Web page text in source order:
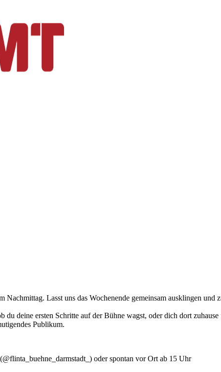
Lasst uns das Wochenende gemeinsam ausklingen und
deine ersten Schritte auf der Bühne wagst, oder dich dort
Publikum.
oder spontan vor Ort ab 15 Uhr